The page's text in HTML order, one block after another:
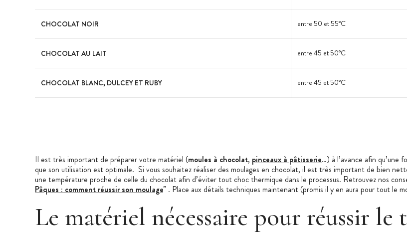
CHOCOLAT NOIR entre 50 et 55°C
CHOCOLAT AU LAIT entre 45 et 50°C
CHOCOLAT BLANC, DULCEY ET RUBY entre 45 et 50°C
Il est très important de préparer votre matériel (moules à chocolat, pinceaux à pâtisserie…) à l’avance afin qu’une
que son utilisation est optimale. Si vous souhaitez réaliser des moulages en chocolat, il est très important de bien
une température proche de celle du chocolat afin d’éviter tout choc thermique dans le processus. Retrouvez nos
Pâques : comment réussir son moulage" . Place aux détails techniques maintenant (promis il y en aura pour tout le
Le matériel nécessaire pour réussir le